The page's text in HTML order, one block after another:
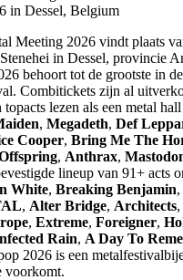
Meeting 2026 vindt plaats
in Dessel, provincie
behoort tot de grootste in
Combitickets zijn al
topacts lezen als een metal
, Megadeth, Def
Cooper, Bring Me The
, Anthrax,
lineup van 91+ acts
White, Breaking Benjamin,
, Alter Bridge, Architects,
, Extreme, Foreigner,
Rain, A Day To
2026 is een
voorkomt.